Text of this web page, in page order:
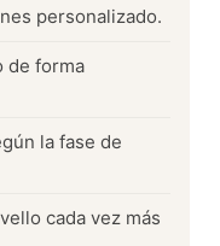
personalizado.
de forma
la fase de
cada vez más